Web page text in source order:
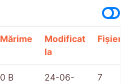
Mărime
Modificat
la
Fișiere
0 B
24-06-
7